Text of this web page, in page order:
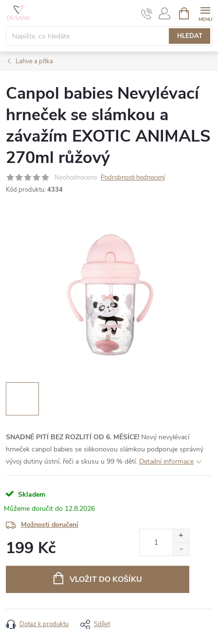
Přejít
obsah
HLEDAT
NÁKUPNÍ
KOŠÍK
Lahve a pítka
Canpol babies Nevylévací
hrneček se slámkou a
závažím EXOTIC ANIMALS
270ml růžový
Neohodnoceno Podrobnosti hodnocení
Kód produktu: 4334
SNADNÉ PITÍ BEZ ROZLITÍ OD 6. MĚSÍCE! Nový nevylévací
hrneček canpol babies se silikonovou slámkou podporuje správný
vývoj dutiny ústní, řeči a skusu u 99 % dětí. Detailní informace
Skladem
12.8.2026
Možnosti doručení
199 Kč
VLOŽIT DO KOŠÍKU
Dotaz k produktu Sdílet